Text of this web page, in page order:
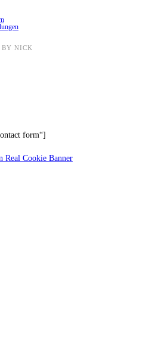
BY NICK
form“]
Real Cookie Banner